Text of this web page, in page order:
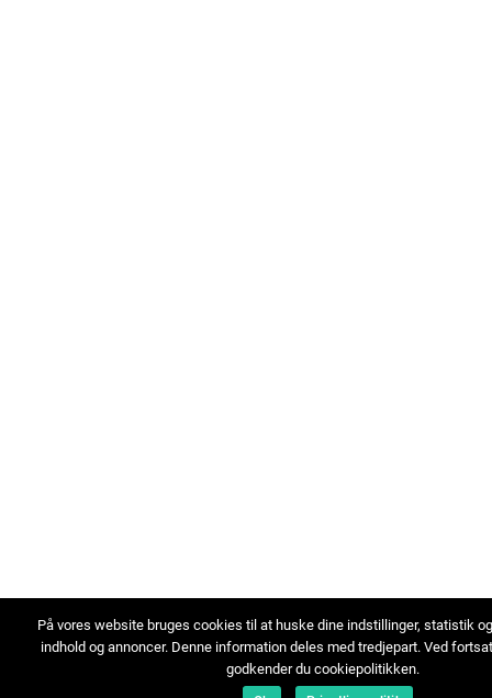
På vores website bruges cookies til at huske dine indstillinger, statistik
indhold og annoncer. Denne information deles med tredjepart. Ved
godkender du cookiepolitikken.